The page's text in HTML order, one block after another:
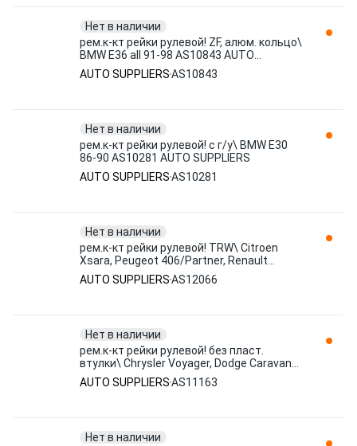
Нет в наличии
рем.к-кт рейки рулевой! ZF, алюм. кольцо\
BMW E36 all 91-98 AS10843 AUTO
SUPPLIERS
AUTO SUPPLIERSAS10843
Нет в наличии
рем.к-кт рейки рулевой! с г/у\ BMW E30
86-90 AS10281 AUTO SUPPLIERS
AUTO SUPPLIERSAS10281
Нет в наличии
рем.к-кт рейки рулевой! TRW\ Citroen
Xsara, Peugeot 406/Partner, Renault
Megane Scenic/Clio AS12066 AUTO
SUPPLIERS
AUTO SUPPLIERSAS12066
Нет в наличии
рем.к-кт рейки рулевой! без пласт.
втулки\ Chrysler Voyager, Dodge Caravan
all 84-95 AS11163 AUTO SUPPLIERS
AUTO SUPPLIERSAS11163
Нет в наличии